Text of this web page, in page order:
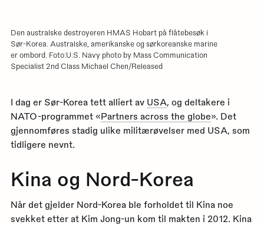
Den australske destroyeren HMAS Hobart på flåtebesøk i
Sør-Korea. Australske, amerikanske og sørkoreanske marine
er ombord. Foto:U.S. Navy photo by Mass Communication
Specialist 2nd Class Michael Chen/Released
I dag er Sør-Korea tett alliert av USA, og deltakere i
NATO-programmet «Partners across the globe». Det
gjennomføres stadig ulike militærøvelser med USA, som
tidligere nevnt.
Kina og Nord-Korea
Når det gjelder Nord-Korea ble forholdet til Kina noe
svekket etter at Kim Jong-un kom til makten i 2012. Kina